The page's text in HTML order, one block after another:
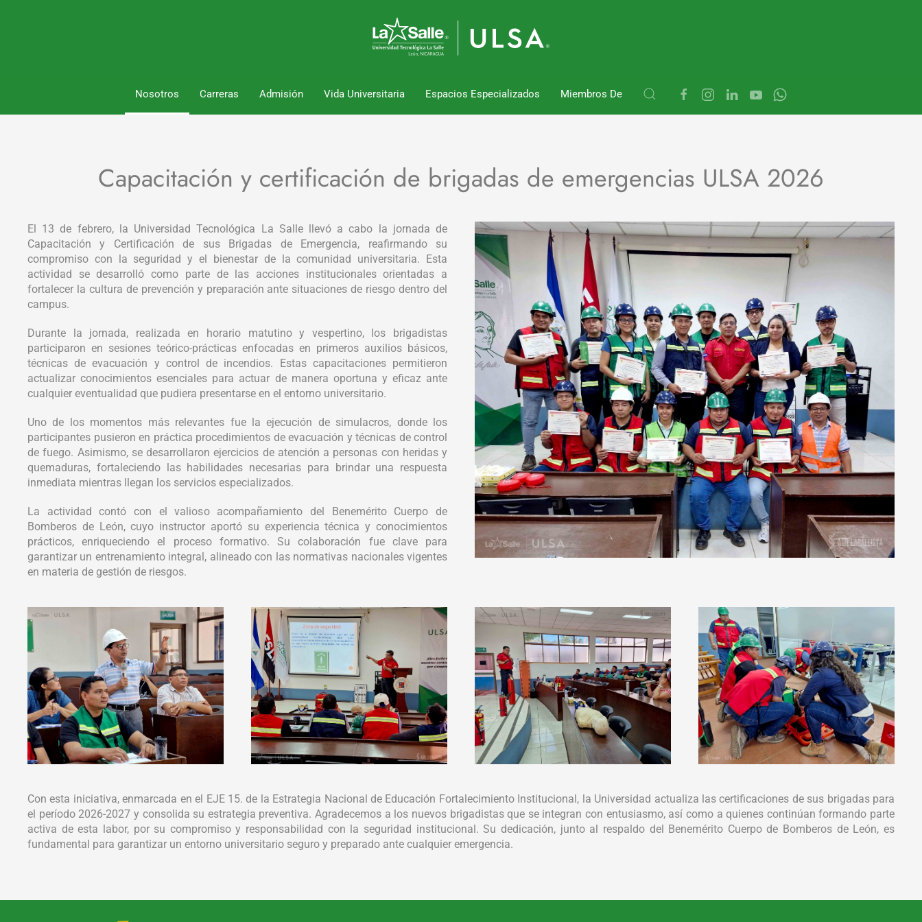
Nosotros Carreras Admisión Vida Universitaria Espacios Especializados Miembros De
Capacitación y certificación de brigadas de emergencias ULSA 2026
El 13 de febrero, la Universidad Tecnológica La Salle llevó a cabo la jornada de
Capacitación y Certificación de sus Brigadas de Emergencia, reafirmando su
compromiso con la seguridad y el bienestar de la comunidad universitaria. Esta
actividad se desarrolló como parte de las acciones institucionales orientadas a
fortalecer la cultura de prevención y preparación ante situaciones de riesgo dentro del
campus.
Durante la jornada, realizada en horario matutino y vespertino, los brigadistas
participaron en sesiones teórico-prácticas enfocadas en primeros auxilios básicos,
técnicas de evacuación y control de incendios. Estas capacitaciones permitieron
actualizar conocimientos esenciales para actuar de manera oportuna y eficaz ante
cualquier eventualidad que pudiera presentarse en el entorno universitario.
Uno de los momentos más relevantes fue la ejecución de simulacros, donde los
participantes pusieron en práctica procedimientos de evacuación y técnicas de control
de fuego. Asimismo, se desarrollaron ejercicios de atención a personas con heridas y
quemaduras, fortaleciendo las habilidades necesarias para brindar una respuesta
inmediata mientras llegan los servicios especializados.
La actividad contó con el valioso acompañamiento del Benemérito Cuerpo de
Bomberos de León, cuyo instructor aportó su experiencia técnica y conocimientos
prácticos, enriqueciendo el proceso formativo. Su colaboración fue clave para
garantizar un entrenamiento integral, alineado con las normativas nacionales vigentes
en materia de gestión de riesgos.
Con esta iniciativa, enmarcada en el EJE 15. de la Estrategia Nacional de Educación Fortalecimiento Institucional, la Universidad actualiza las certificaciones de sus brigadas para
el período 2026-2027 y consolida su estrategia preventiva. Agradecemos a los nuevos brigadistas que se integran con entusiasmo, así como a quienes continúan formando parte
activa de esta labor, por su compromiso y responsabilidad con la seguridad institucional. Su dedicación, junto al respaldo del Benemérito Cuerpo de Bomberos de León, es
fundamental para garantizar un entorno universitario seguro y preparado ante cualquier emergencia.